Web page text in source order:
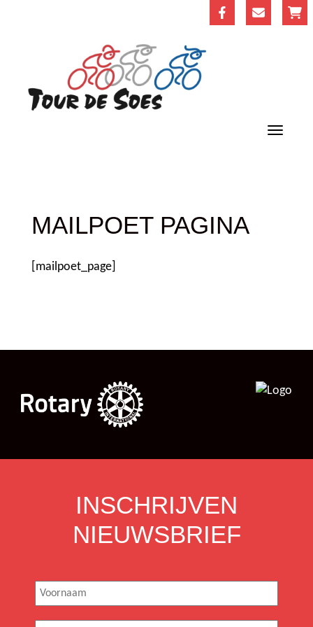
MAILPOET PAGINA
[mailpoet_page]
INSCHRIJVEN
NIEUWSBRIEF